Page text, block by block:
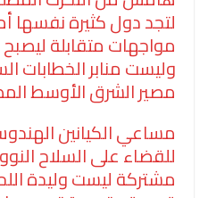
لتجد دول كثيرة نفسها
مواجهات متقابلة ليصبح
وليست منابر
مصير الشرق الأوسط
مساعي الكيانين
للقضاء على السلاح
مشتركة ليست وليدة